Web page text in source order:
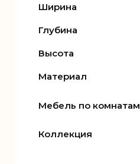
Ширина
Глубина
Высота
Материал
Мебель по комнатам
Коллекция